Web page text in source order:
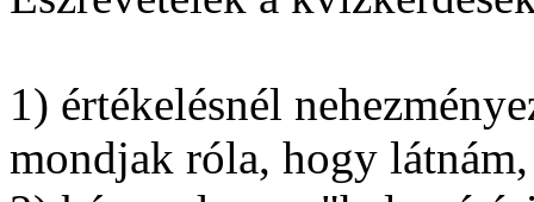
1) értékelésnél
mondjak róla, hogy